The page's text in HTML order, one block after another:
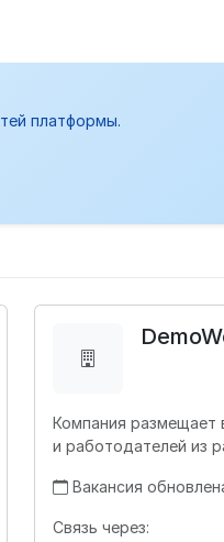
платформы.
Компания размещает
и работодателей из
Вакансия
Связь через: